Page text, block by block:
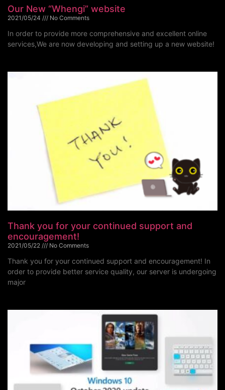
Our New “Whengi” website
2021/05/24 No Comments
In order to provide more comprehensive and excellent online
services,We are now developing and setting up a new website!
Thank you for your continued support and
encouragement!
2021/05/22 No Comments
Thank you for your continued support and encouragement! In
order to provide better service quality, our server is undergoing
major